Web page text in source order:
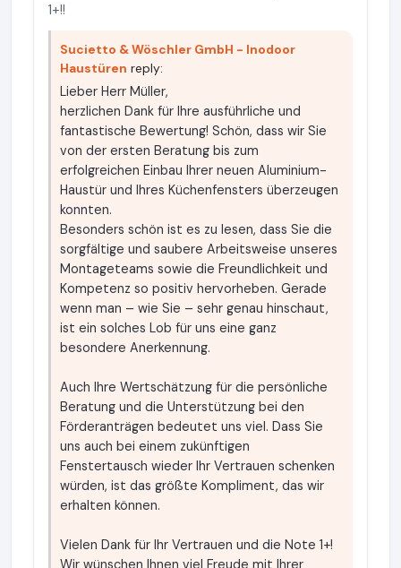
1+!!
Sucietto & Wöschler GmbH - Inodoor
Haustüren reply:
Lieber Herr Müller,
herzlichen Dank für Ihre ausführliche und
fantastische Bewertung! Schön, dass wir Sie
von der ersten Beratung bis zum
erfolgreichen Einbau Ihrer neuen Aluminium-
Haustür und Ihres Küchenfensters überzeugen
konnten.
Besonders schön ist es zu lesen, dass Sie die
sorgfältige und saubere Arbeitsweise unseres
Montageteams sowie die Freundlichkeit und
Kompetenz so positiv hervorheben. Gerade
wenn man – wie Sie – sehr genau hinschaut,
ist ein solches Lob für uns eine ganz
besondere Anerkennung.
Auch Ihre Wertschätzung für die persönliche
Beratung und die Unterstützung bei den
Förderanträgen bedeutet uns viel. Dass Sie
uns auch bei einem zukünftigen
Fenstertausch wieder Ihr Vertrauen schenken
würden, ist das größte Kompliment, das wir
erhalten können.
Vielen Dank für Ihr Vertrauen und die Note 1+!
Wir wünschen Ihnen viel Freude mit Ihrer